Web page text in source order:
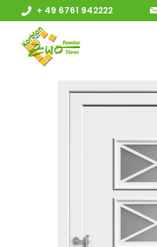
+ 49 6761 942222
Glas:Klein
Haustür